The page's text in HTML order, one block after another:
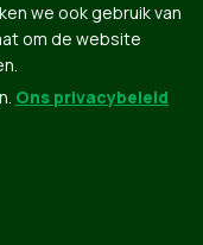
we ook gebruik van
om de website
Ons privacybeleid